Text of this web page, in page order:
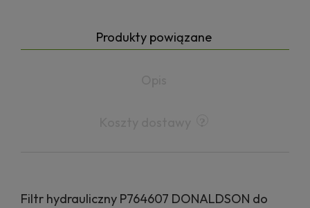
Produkty powiązane
Filtr hydrauliczny P764607 DONALDSON do